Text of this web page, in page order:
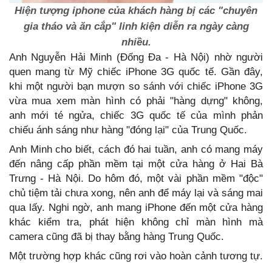
Hiện tượng iphone của khách hàng bị các "chuyên
gia tháo và ăn cắp" linh kiện diễn ra ngày càng
nhiều.
Anh Nguyễn Hải Minh (Đống Đa - Hà Nội) nhờ người
quen mang từ Mỹ chiếc iPhone 3G quốc tế. Gần đây,
khi một người bạn mượn so sánh với chiếc iPhone 3G
vừa mua xem màn hình có phải "hàng dựng" không,
anh mới té ngửa, chiếc 3G quốc tế của mình phản
chiếu ánh sáng như hàng "đóng lại" của Trung Quốc.
Anh Minh cho biết, cách đó hai tuần, anh có mang máy
đến nâng cấp phần mềm tại một cửa hàng ở Hai Bà
Trưng - Hà Nội. Do hôm đó, một vài phần mềm "độc"
chủ tiệm tải chưa xong, nên anh để máy lại và sáng mai
qua lấy. Nghi ngờ, anh mang iPhone đến một cửa hàng
khác kiểm tra, phát hiện không chỉ màn hình mà
camera cũng đã bị thay bằng hàng Trung Quốc.
Một trường hợp khác cũng rơi vào hoàn cảnh tương tự.